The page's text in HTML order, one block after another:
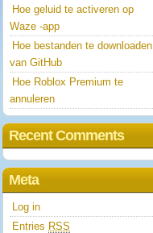
Hoe geluid te activeren op
Waze -app
Hoe bestanden te downloaden
van GitHub
Hoe Roblox Premium te
annuleren
Recent Comments
Meta
Log in
Entries RSS